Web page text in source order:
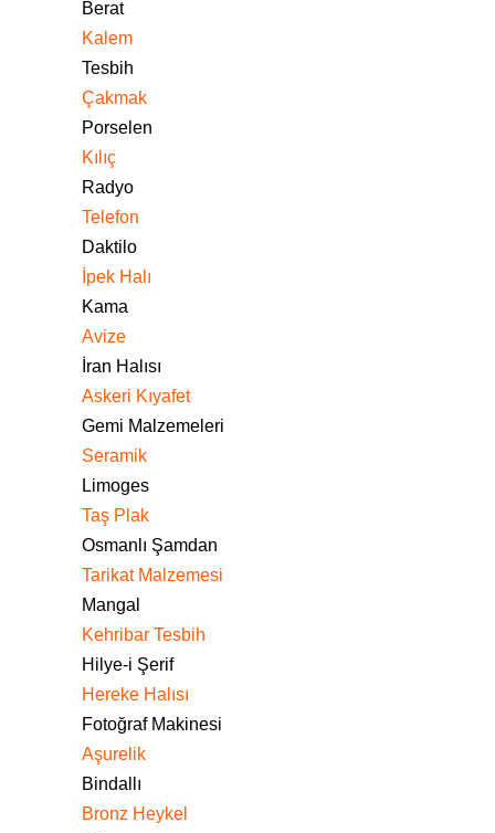
Berat
Kalem
Tesbih
Çakmak
Porselen
Kılıç
Radyo
Telefon
Daktilo
İpek Halı
Kama
Avize
İran Halısı
Askeri Kıyafet
Gemi Malzemeleri
Seramik
Limoges
Taş Plak
Osmanlı Şamdan
Tarikat Malzemesi
Mangal
Kehribar Tesbih
Hilye-i Şerif
Hereke Halısı
Fotoğraf Makinesi
Aşurelik
Bindallı
Bronz Heykel